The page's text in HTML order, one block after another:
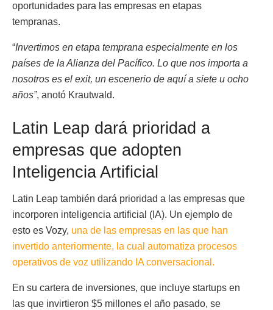
oportunidades para las empresas en etapas
tempranas.
“Invertimos en etapa temprana especialmente en los
países de la Alianza del Pacífico. Lo que nos importa a
nosotros es el exit, un escenerio de aquí a siete u ocho
años”, anotó Krautwald.
Latin Leap dará prioridad a
empresas que adopten
Inteligencia Artificial
Latin Leap también dará prioridad a las empresas que
incorporen inteligencia artificial (IA). Un ejemplo de
esto es Vozy, una de las empresas en las que han
invertido anteriormente, la cual automatiza procesos
operativos de voz utilizando IA conversacional.
En su cartera de inversiones, que incluye startups en
las que invirtieron $5 millones el año pasado, se